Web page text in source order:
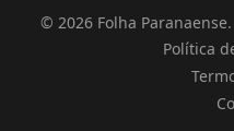
© 2026 Folha
Política